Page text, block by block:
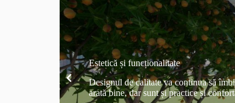
Estetică și funcționalitate
Designul de calitate va continua să
arată bine, dar sunt și practice și